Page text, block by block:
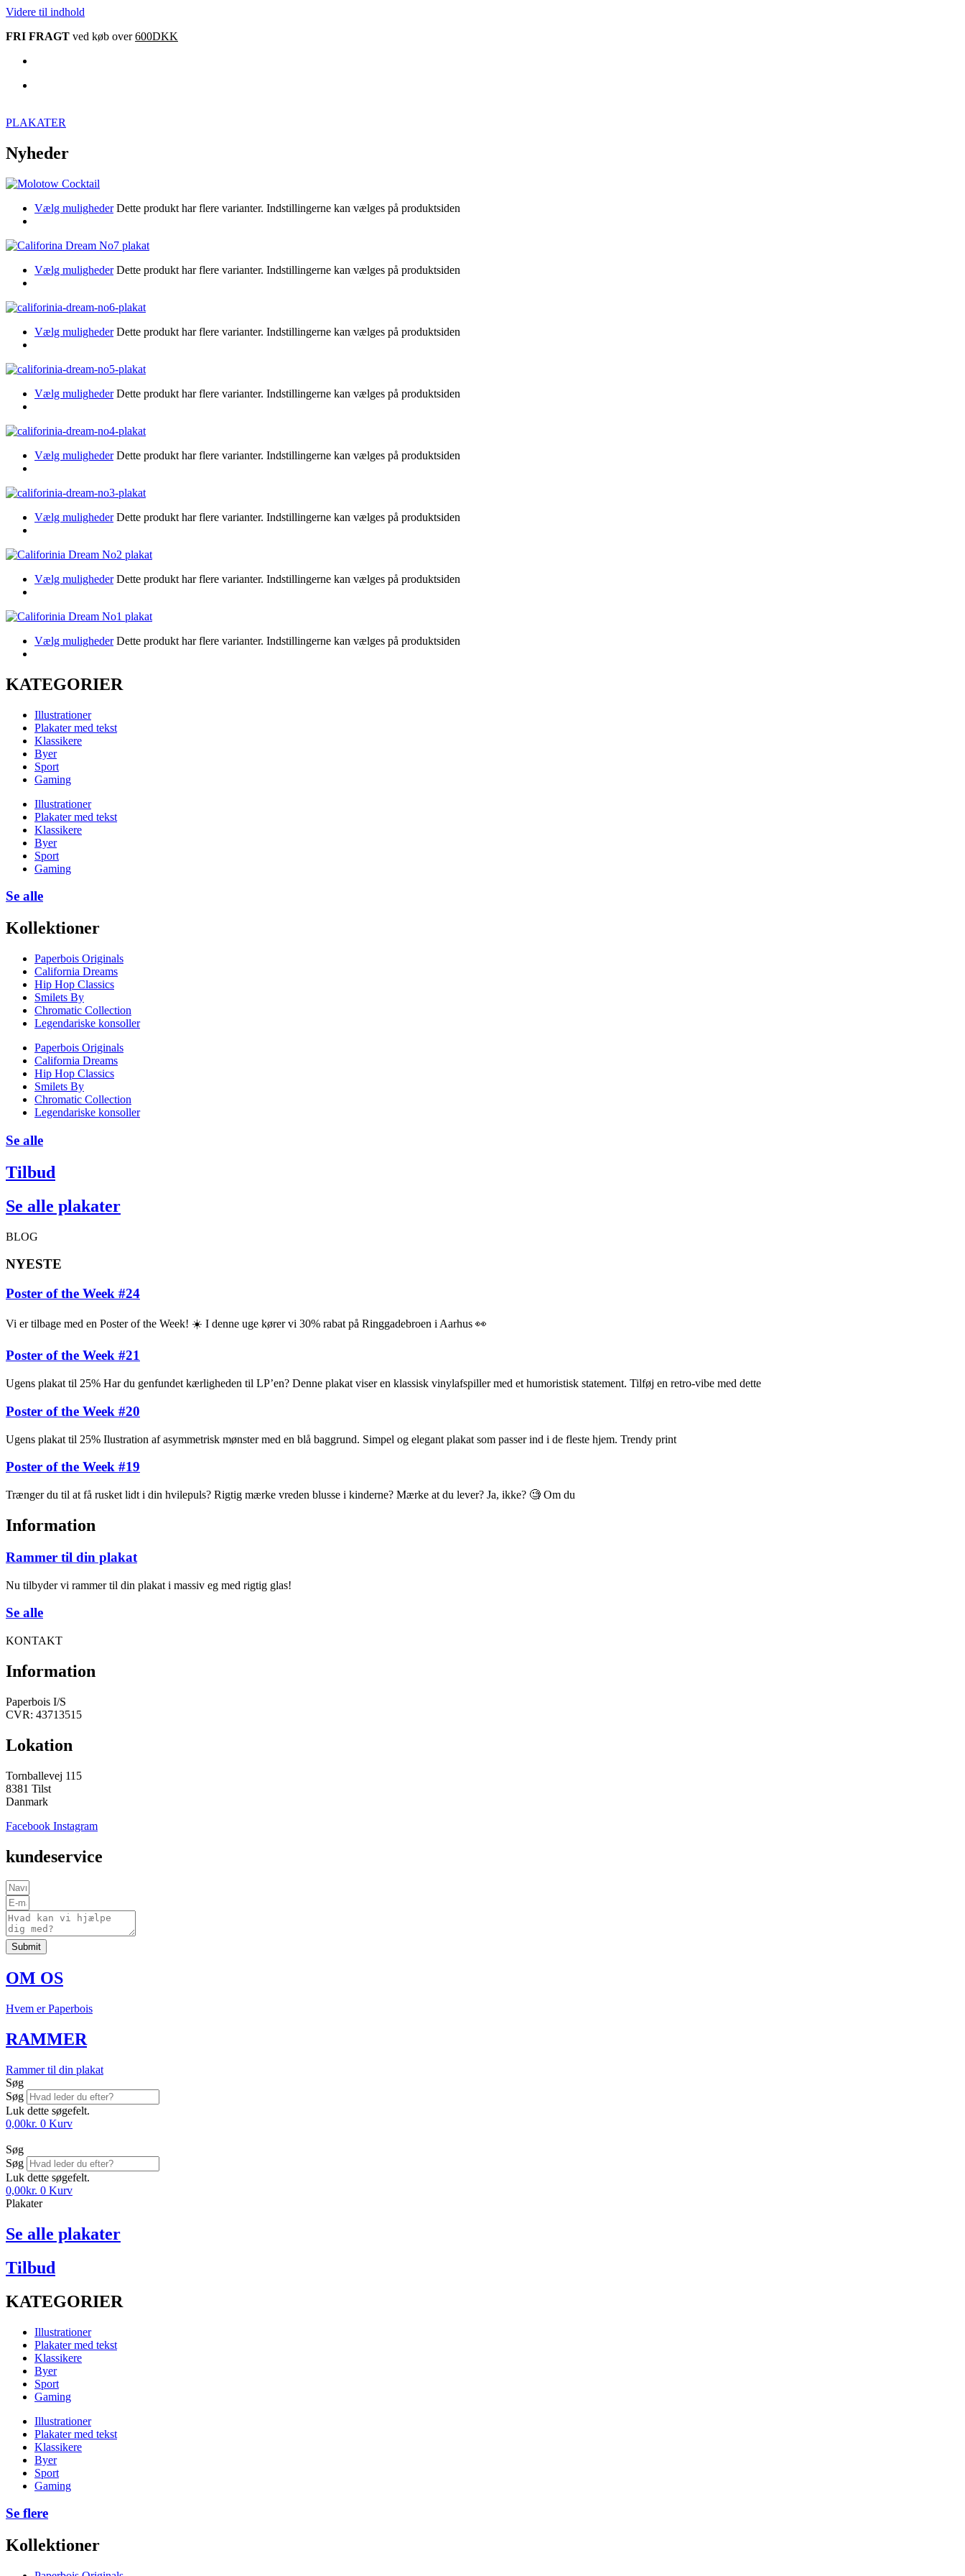
Videre til indhold
FRI FRAGT ved køb over600DKK
PLAKATER
Nyheder
Vælg muligheder Dette produkt har flere varianter. Indstillingerne kan vælges på produktsiden
Vælg muligheder Dette produkt har flere varianter. Indstillingerne kan vælges på produktsiden
Vælg muligheder Dette produkt har flere varianter. Indstillingerne kan vælges på produktsiden
Vælg muligheder Dette produkt har flere varianter. Indstillingerne kan vælges på produktsiden
Vælg muligheder Dette produkt har flere varianter. Indstillingerne kan vælges på produktsiden
Vælg muligheder Dette produkt har flere varianter. Indstillingerne kan vælges på produktsiden
Vælg muligheder Dette produkt har flere varianter. Indstillingerne kan vælges på produktsiden
Vælg muligheder Dette produkt har flere varianter. Indstillingerne kan vælges på produktsiden
KATEGORIER
Illustrationer
Plakater med tekst
Klassikere
Byer
Sport
Gaming
Illustrationer
Plakater med tekst
Klassikere
Byer
Sport
Gaming
Se alle
Kollektioner
Paperbois Originals
California Dreams
Hip Hop Classics
Smilets By
Chromatic Collection
Legendariske konsoller
Paperbois Originals
California Dreams
Hip Hop Classics
Smilets By
Chromatic Collection
Legendariske konsoller
Se alle
Tilbud
Se alle plakater
BLOG
NYESTE
Poster of the Week #24
Vi er tilbage med en Poster of the Week! ☀️ I denne uge kører vi 30% rabat på Ringgadebroen i Aarhus 👀
Poster of the Week #21
Ugens plakat til 25% Har du genfundet kærligheden til LP’en? Denne plakat viser en klassisk vinylafspiller med et humoristisk statement. Tilføj en retro-vibe med dette
Poster of the Week #20
Ugens plakat til 25% Ilustration af asymmetrisk mønster med en blå baggrund. Simpel og elegant plakat som passer ind i de fleste hjem. Trendy print
Poster of the Week #19
Trænger du til at få rusket lidt i din hvilepuls? Rigtig mærke vreden blusse i kinderne? Mærke at du lever? Ja, ikke? 🧐 Om du
Information
Rammer til din plakat
Nu tilbyder vi rammer til din plakat i massiv eg med rigtig glas!
Se alle
KONTAKT
Information
Paperbois I/S
CVR: 43713515
Lokation
Tornballevej 115
8381 Tilst
Danmark
Facebook Instagram
kundeservice
Submit
OM OS
Hvem er Paperbois
RAMMER
Rammer til din plakat
Søg
Søg
Luk dette søgefelt.
0,00kr. 0 Kurv
Søg
Søg
Luk dette søgefelt.
0,00kr. 0 Kurv
Plakater
Se alle plakater
Tilbud
KATEGORIER
Illustrationer
Plakater med tekst
Klassikere
Byer
Sport
Gaming
Illustrationer
Plakater med tekst
Klassikere
Byer
Sport
Gaming
Se flere
Kollektioner